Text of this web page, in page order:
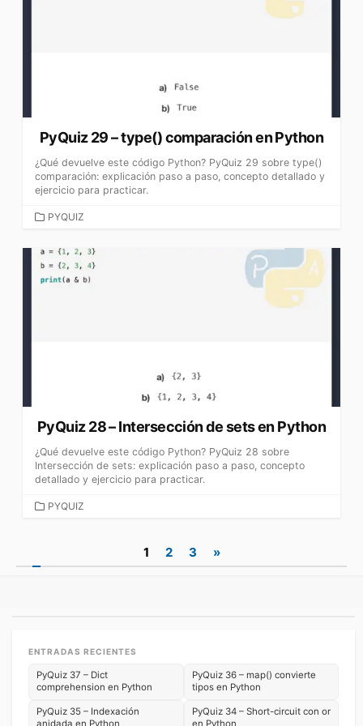
PyQuiz 29 – type() comparación en Python
¿Qué devuelve este código Python? PyQuiz 29 sobre type()
comparación: explicación paso a paso, concepto detallado y
ejercicio para practicar.
CATEGORÍAS
PYQUIZ
PyQuiz 28 – Intersección de sets en Python
¿Qué devuelve este código Python? PyQuiz 28 sobre
Intersección de sets: explicación paso a paso, concepto
detallado y ejercicio para practicar.
CATEGORÍAS
PYQUIZ
de
1 2 3 »
ENTRADAS RECIENTES
PyQuiz 37 – Dict
comprehension en Python
PyQuiz 36 – map() convierte
tipos en Python
PyQuiz 35 – Indexación
PyQuiz 34 – Short-circuit con or